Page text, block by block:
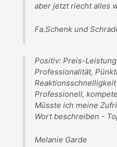
aber jetzt riecht alles
Fa.Schenk und
Positiv: Preis-
Professionalität,
Professionell,
Müsste ich meine
Wort beschreiben -
Melanie Garde